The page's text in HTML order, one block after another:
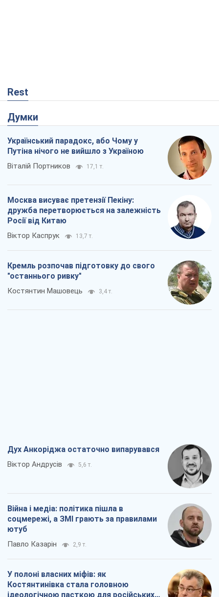
Rest
Думки
Український парадокс, або Чому у
Путіна нічого не вийшло з Україною
Віталій Портников 17,1 т.
Москва висуває претензії Пекіну:
дружба перетворюється на залежність
Росії від Китаю
Віктор Каспрук 13,7 т.
Кремль розпочав підготовку до свого
"останнього ривку"
Костянтин Машовець 3,4 т.
Дух Анкоріджа остаточно випарувався
Віктор Андрусів 5,6 т.
Війна і медіа: політика пішла в
соцмережі, а ЗМІ грають за правилами
ютуб
Павло Казарін 2,9 т.
У полоні власних міфів: як
Костянтинівка стала головною
ідеологічною пасткою для російських